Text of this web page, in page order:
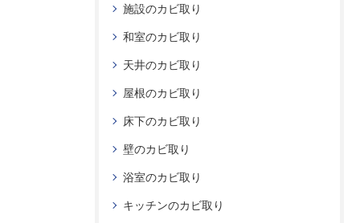
施設のカビ取り
和室のカビ取り
天井のカビ取り
屋根のカビ取り
床下のカビ取り
壁のカビ取り
浴室のカビ取り
キッチンのカビ取り